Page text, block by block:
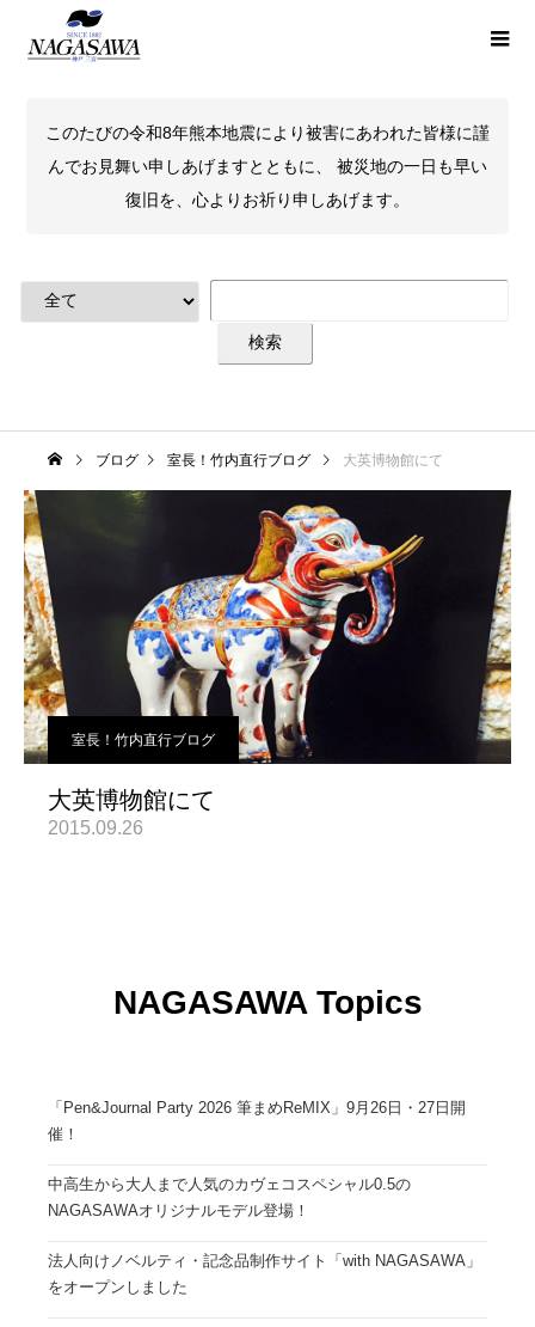
このたびの令和8年熊本地震により被害にあわれた皆様に謹
んでお見舞い申しあげますとともに、 被災地の一日も早い
復旧を、心よりお祈り申しあげます。
ブログ 室長！竹内直行ブログ 大英博物館にて
室長！竹内直行ブログ
大英博物館にて
2015.09.26
NAGASAWA Topics
「Pen&Journal Party 2026 筆まめReMIX」9月26日・27日開
催！
中高生から大人まで人気のカヴェコスペシャル0.5の
NAGASAWAオリジナルモデル登場！
法人向けノベルティ・記念品制作サイト「with NAGASAWA」
をオープンしました